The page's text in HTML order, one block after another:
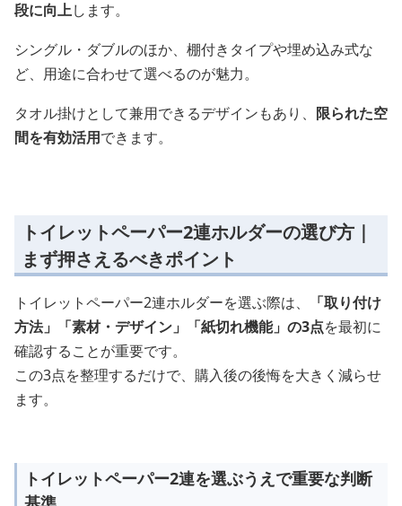
段に向上します。
シングル・ダブルのほか、棚付きタイプや埋め込み式な
ど、用途に合わせて選べるのが魅力。
タオル掛けとして兼用できるデザインもあり、 限られた空
間を有効活用できます。
トイレットペーパー2連ホルダーの選び方｜
まず押さえるべきポイント
トイレットペーパー2連ホルダーを選ぶ際は、
「取り付け
方法」「素材・デザイン」「紙切れ機能」の3点を最初に
確認することが重要です。
この3点を整理するだけで、購入後の後悔を大きく減らせ
ます。
トイレットペーパー2連を選ぶうえで重要な判断